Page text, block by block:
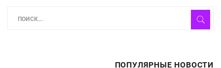
ПОПУЛЯРНЫЕ НОВОСТИ